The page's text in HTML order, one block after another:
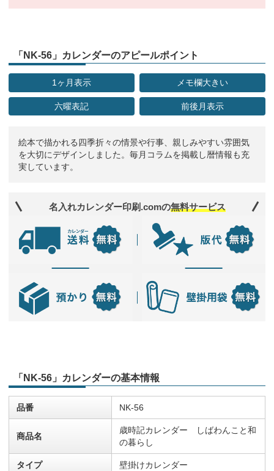
「NK-56」カレンダーのアピールポイント
1ヶ月表示 メモ欄大きい
六曜表記 前後月表示
絵本で描かれる四季折々の情景や行事、親しみやすい雰囲気
を大切にデザインしました。毎月コラムを掲載し暦情報も充
実しています。
名入れカレンダー印刷.comの無料サービス
「NK-56」カレンダーの基本情報
品番 NK-56
商品名
歳時記カレンダー しばわんこと和
の暮らし
タイプ 壁掛けカレンダー